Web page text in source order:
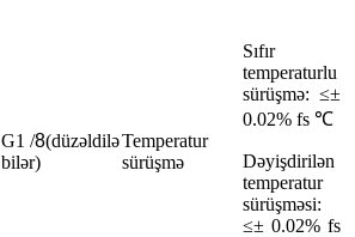
G1 /8(düzəldilə
bilər)
Temperatur
sürüşmə
Sıfır
temperaturlu
sürüşmə: ≤±
0.02% fs ℃
Dəyişdirilən
temperatur
sürüşməsi:
≤± 0.02% fs